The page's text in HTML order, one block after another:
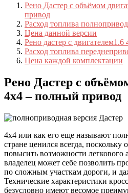
Рено Дастер с объёмом
привод
Расход топлива
Цена данной версии
Рено дастер с
Расход топлива
Цена каждой комплектации
Рено Дастер с
4х4 – полный привод
4х4 или как его еще называют
стране ценился всегда, поскольку
повысить возможности легкового
владелец может себе позволить
по сложным участкам дороги, и
Технические характеристики
безусловно имеют весомое